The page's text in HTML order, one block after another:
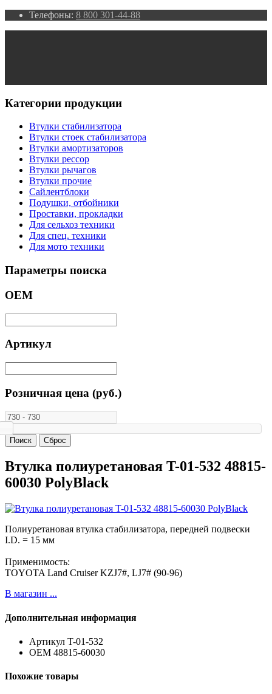
Телефоны: 8 800 301-44-88
Категории продукции
Втулки стабилизатора
Втулки стоек стабилизатора
Втулки амортизаторов
Втулки рессор
Втулки рычагов
Втулки прочие
Сайлентблоки
Подушки, отбойники
Проставки, прокладки
Для сельхоз техники
Для спец. техники
Для мото техники
Параметры поиска
ОЕМ
Артикул
Розничная цена (руб.)
Втулка полиуретановая T-01-532 48815-
60030 PolyBlack
Полиуретановая втулка стабилизатора, передней подвески
I.D. = 15 мм
Применимость:
TOYOTA Land Cruiser KZJ7#, LJ7# (90-96)
В магазин ...
Дополнительная информация
Артикул T-01-532
ОЕМ 48815-60030
Похожие товары